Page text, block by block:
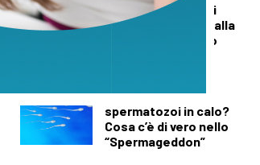
Un’altra giornata di
incendi di bosco, dalla
Toscana al Mugello
Testosterone e
spermatozoi in calo?
Cosa c’è di vero nello
“Spermageddon”